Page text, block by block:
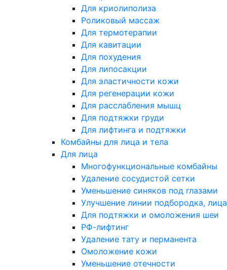
Для криолиполиза
Роликовый массаж
Для термотерапии
Для кавитации
Для похудения
Для липосакции
Для эластичности кожи
Для регенерации кожи
Для расслабления мышц
Для подтяжки груди
Для лифтинга и подтяжки
Комбайны для лица и тела
Для лица
Многофункциональные комбайны
Удаление сосудистой сетки
Уменьшение синяков под глазами
Улучшение линии подбородка, лица
Для подтяжки и омоложения шеи
РФ-лифтинг
Удаление тату и перманента
Омоложение кожи
Уменьшение отечности